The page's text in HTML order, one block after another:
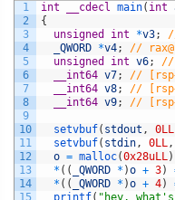
1
2
3
4
5
6
7
8
9
10
11
12
13
14
15
int __cdecl main( int
{
unsigned
int *v3;
_QWORD *v4;
//
unsigned
int v6;
//
__int64 v7;
//
__int64 v8;
//
__int64 v9; //
setvbuf( stdout , 0LL
setvbuf( stdin, 0LL,
o = malloc(0x28uLL)
* ( ( _QWORD * )o + 3)
* ( ( _QWORD * )o + 4)
printf( "hey,